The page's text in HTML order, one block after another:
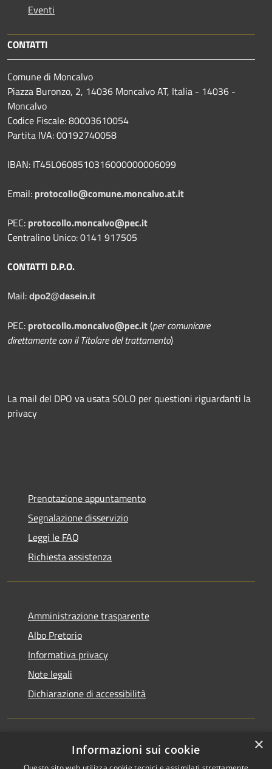
Eventi
CONTATTI
Comune di Moncalvo
Piazza Buronzo, 2, 14036 Moncalvo AT, Italia - 14036 -
Moncalvo
Codice Fiscale: 80003610054
Partita IVA: 00192740058
IBAN: IT45L0608510316000000006099
Email: protocollo@comune.moncalvo.at.it
PEC: protocollo.moncalvo@pec.it
Centralino Unico: 0141 917505
CONTATTI D.P.O.
Mail: dpo2@dasein.it
PEC: protocollo.moncalvo@pec.it(per comunicare
direttamente con il Titolare del trattamento)
La mail del DPO va usata SOLO per questioni riguardanti la
privacy
Prenotazione appuntamento
Segnalazione disservizio
Leggi le FAQ
Richiesta assistenza
Amministrazione trasparente
Albo Pretorio
Informativa privacy
Note legali
Dichiarazione di accessibilità
Comune convenzionato
×
Informazioni sui cookie